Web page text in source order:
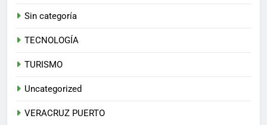
Sin categoría
TECNOLOGÍA
TURISMO
Uncategorized
VERACRUZ PUERTO